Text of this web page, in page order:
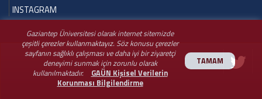
Gaziantep Üniversitesi olarak internet sitemizde
çeşitli çerezler kullanmaktayız. Söz konusu çerezler
sayfanın sağlıklı çalışması ve daha iyi bir ziyaretçi
deneyimi sunmak için zorunlu olarak
kullanılmaktadır.
GAÜN Kişisel Verilerin
Korunması Bilgilendirme
TAMAM
INSTAGRAM